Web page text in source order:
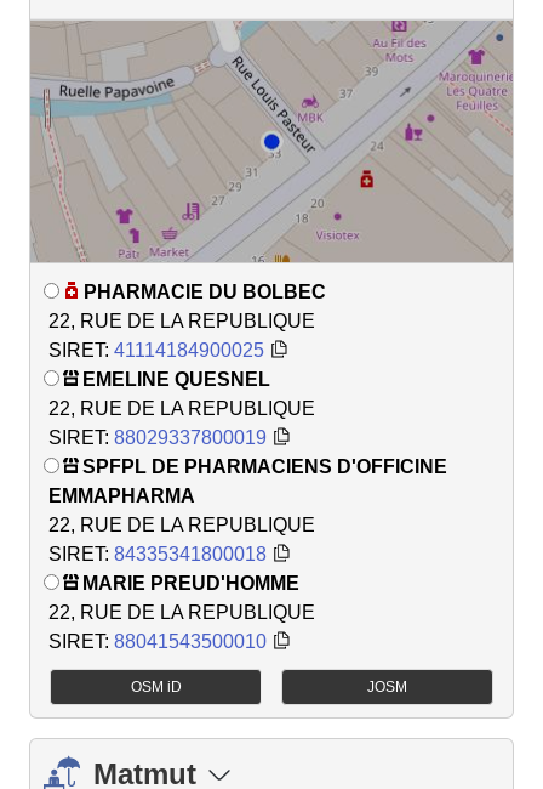
PHARMACIE DU BOLBEC
22, RUE DE LA REPUBLIQUE
SIRET: 41114184900025
EMELINE QUESNEL
22, RUE DE LA REPUBLIQUE
SIRET: 88029337800019
SPFPL DE PHARMACIENS D'OFFICINE
EMMAPHARMA
22, RUE DE LA REPUBLIQUE
SIRET: 84335341800018
MARIE PREUD'HOMME
22, RUE DE LA REPUBLIQUE
SIRET: 88041543500010
OSM iD JOSM
Matmut